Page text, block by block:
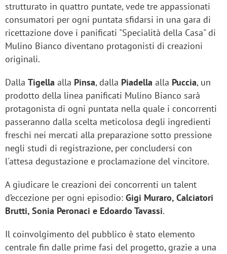
strutturato in quattro puntate, vede tre appassionati
consumatori per ogni puntata sfidarsi in una gara di
ricettazione dove i panificati "Specialità della Casa" di
Mulino Bianco diventano protagonisti di creazioni
originali.
Dalla Tigella alla Pinsa, dalla Piadella alla Puccia, un
prodotto della linea panificati Mulino Bianco sarà
protagonista di ogni puntata nella quale i concorrenti
passeranno dalla scelta meticolosa degli ingredienti
freschi nei mercati alla preparazione sotto pressione
negli studi di registrazione, per concludersi con
l'attesa degustazione e proclamazione del vincitore.
A giudicare le creazioni dei concorrenti un talent
d’eccezione per ogni episodio: Gigi Muraro, Calciatori
Brutti, Sonia Peronaci e Edoardo Tavassi.
Il coinvolgimento del pubblico è stato elemento
centrale fin dalle prime fasi del progetto, grazie a una